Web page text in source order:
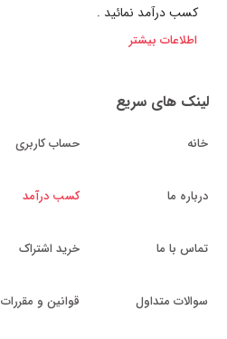
کسب درآمد نمائید .
اطلاعات بیشتر
لینک های سریع
خانه
درباره ما
تماس با ما
سوالات متداول
حساب کاربری
کسب درآمد
خرید اشتراک
قوانین و مقررات